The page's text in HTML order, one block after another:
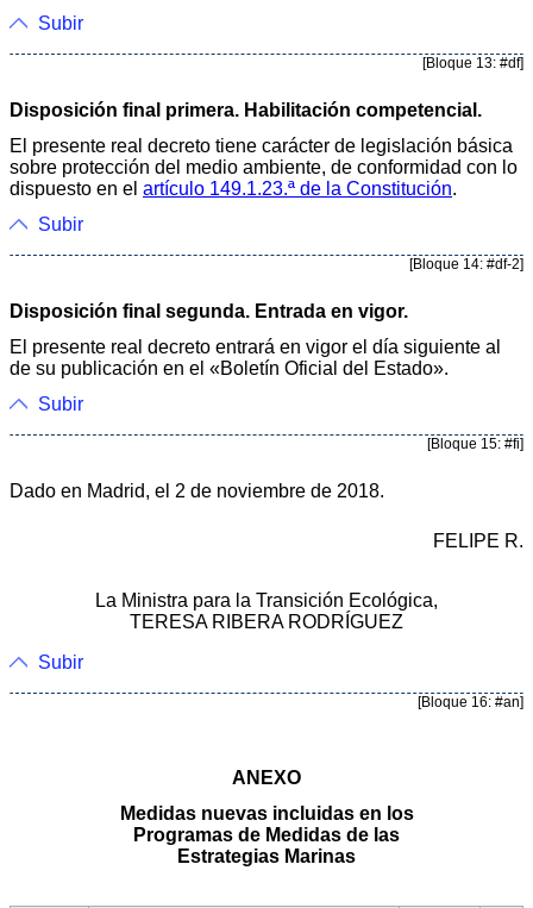
Subir
[Bloque 13: #df]
Disposición final primera. Habilitación competencial.
El presente real decreto tiene carácter de legislación básica
sobre protección del medio ambiente, de conformidad con lo
dispuesto en el artículo 149.1.23.ª de la Constitución.
Subir
[Bloque 14: #df-2]
Disposición final segunda. Entrada en vigor.
El presente real decreto entrará en vigor el día siguiente al
de su publicación en el «Boletín Oficial del Estado».
Subir
[Bloque 15: #fi]
Dado en Madrid, el 2 de noviembre de 2018.
FELIPE R.
La Ministra para la Transición Ecológica,
TERESA RIBERA RODRÍGUEZ
Subir
[Bloque 16: #an]
ANEXO
Medidas nuevas incluidas en los
Programas de Medidas de las
Estrategias Marinas